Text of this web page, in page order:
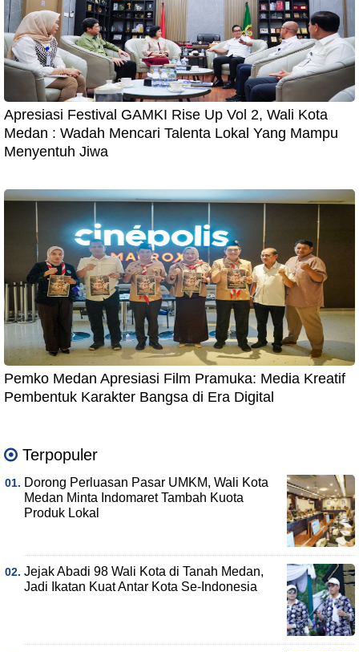
Apresiasi Festival GAMKI Rise Up Vol 2, Wali Kota
Medan : Wadah Mencari Talenta Lokal Yang Mampu
Menyentuh Jiwa
Pemko Medan Apresiasi Film Pramuka: Media Kreatif
Pembentuk Karakter Bangsa di Era Digital
Terpopuler
Dorong Perluasan Pasar UMKM, Wali Kota
Medan Minta Indomaret Tambah Kuota
Produk Lokal
Jejak Abadi 98 Wali Kota di Tanah Medan,
Jadi Ikatan Kuat Antar Kota Se-Indonesia